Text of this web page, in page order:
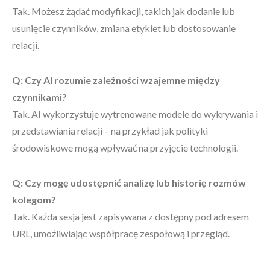
Tak. Możesz żądać modyfikacji, takich jak dodanie lub
usunięcie czynników, zmiana etykiet lub dostosowanie
relacji.
Q: Czy AI rozumie zależności wzajemne między
czynnikami?
Tak. AI wykorzystuje wytrenowane modele do wykrywania i
przedstawiania relacji – na przykład jak polityki
środowiskowe mogą wpływać na przyjęcie technologii.
Q: Czy mogę udostępnić analizę lub historię rozmów
kolegom?
Tak. Każda sesja jest zapisywana z dostępny pod adresem
URL, umożliwiając współpracę zespołową i przegląd.